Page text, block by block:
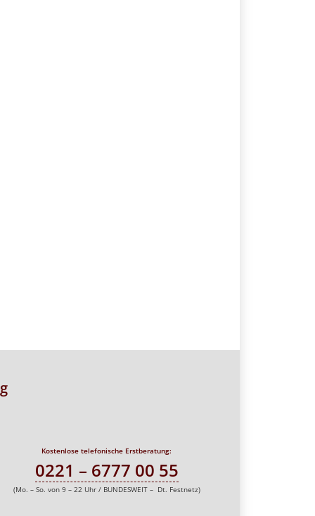
Kostenlose telefonische Erstberatung:
0221 – 6777 00 55
(Mo. – So. von 9 – 22 Uhr / BUNDESWEIT – Dt. Festnetz)